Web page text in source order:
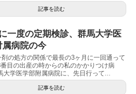
記事を読む
一度の定期検診、群馬大学医
属病院の今
剤の処方の関係で最長の3ヶ月に一回通って
目の出産の時からの私のかかりつけ病
大学医学部附属病院に、先日行って...
記事を読む